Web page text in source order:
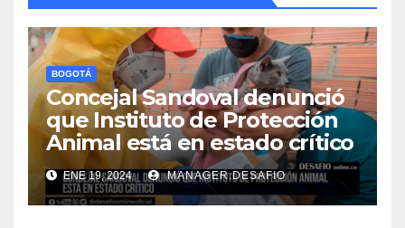
BOGOTÁ
Concejal Sandoval denunció
que Instituto de Protección
Animal está en estado crítico
ENE 19, 2024 MANAGER.DESAFIO